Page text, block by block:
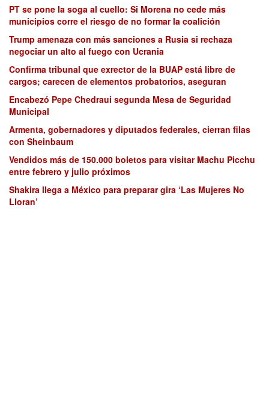
PT se pone la soga al cuello: Si Morena no cede más
municipios corre el riesgo de no formar la coalición
Trump amenaza con más sanciones a Rusia si rechaza
negociar un alto al fuego con Ucrania
Confirma tribunal que exrector de la BUAP está libre de
cargos; carecen de elementos probatorios, aseguran
Encabezó Pepe Chedraui segunda Mesa de Seguridad
Municipal
Armenta, gobernadores y diputados federales, cierran filas
con Sheinbaum
Vendidos más de 150.000 boletos para visitar Machu Picchu
entre febrero y julio próximos
Shakira llega a México para preparar gira ‘Las Mujeres No
Lloran’